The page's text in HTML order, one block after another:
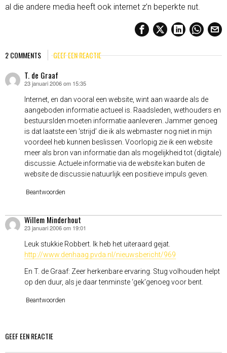
al die andere media heeft ook internet z’n beperkte nut.
2 COMMENTS GEEF EEN REACTIE
T. de Graaf
schreef:
23 januari 2006 om 15:35
Internet, en dan vooral een website, wint aan waarde als de
aangeboden informatie actueel is. Raadsleden, wethouders en
bestuurslden moeten informatie aanleveren. Jammer genoeg
is dat laatste een ‘strijd’ die ik als webmaster nog niet in mijn
voordeel heb kunnen beslissen. Voorlopig zie ik een website
meer als bron van informatie dan als mogelijkheid tot (digitale)
discussie. Actuele informatie via de website kan buiten de
website de discussie natuurlijk een positieve impuls geven.
Beantwoorden
Willem Minderhout
schreef:
23 januari 2006 om 19:01
Leuk stukkie Robbert. Ik heb het uiteraard gejat.
http://www.denhaag.pvda.nl/nieuwsbericht/969
En T. de Graaf: Zeer herkenbare ervaring. Stug volhouden helpt
op den duur, als je daar tenminste ‘gek’genoeg voor bent.
Beantwoorden
GEEF EEN REACTIE